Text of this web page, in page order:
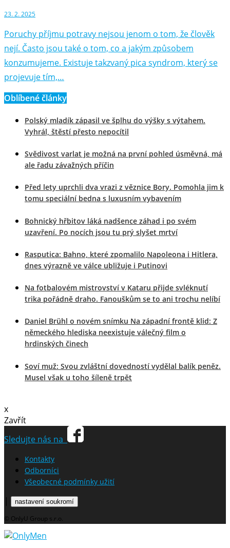
23. 2. 2025
Poruchy příjmu potravy nejsou jenom o tom, že člověk
nejí. Často jsou také o tom, co a jakým způsobem
konzumujeme. Existuje takzvaný pica syndrom, který se
projevuje tím,…
Oblíbené články
Polský mladík zápasil ve šplhu do výšky s výtahem.
Vyhrál, štěstí přesto nepocítil
Svědivost varlat je možná na první pohled úsměvná, má
ale řadu závažných příčin
Před lety uprchli dva vrazi z věznice Bory. Pomohla jim k
tomu speciální bedna s luxusním vybavením
Bohnický hřbitov láká nadšence záhad i po svém
uzavření. Po nocích jsou tu prý slyšet mrtví
Rasputica: Bahno, které zpomalilo Napoleona i Hitlera,
dnes výrazně ve válce ubližuje i Putinovi
Na fotbalovém mistrovství v Kataru přijde svléknutí
trika pořádně draho. Fanouškům se to ani trochu nelíbí
Daniel Brühl o novém snímku Na západní frontě klid: Z
německého hlediska neexistuje válečný film o
hrdinských činech
Soví muž: Svou zvláštní dovedností vydělal balík peněz.
Musel však u toho šíleně trpět
x
Zavřít
Sledujte nás na
Kontakty
Odborníci
Všeobecné podmínky užití
| nastavení soukromí
© OnlyU Group s.r.o.